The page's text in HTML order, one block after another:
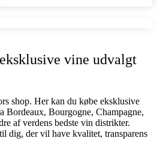
vine udvalgt
shop. Her kan du købe eksklusive
Bordeaux, Bourgogne, Champagne,
af verdens bedste vin distrikter.
dig, der vil have kvalitet, transparens